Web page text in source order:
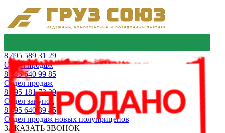
8 495 589 31 29
Отдел продаж
8 495 640 99 85
Отдел продаж
8 495 181 73 29
Отдел закупок
8 495 640 39 45
Отдел продаж новых полуприцепов
ЗАКАЗАТЬ ЗВОНОК